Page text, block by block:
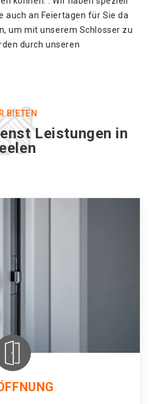
auch an Feiertagen für Sie da
um mit unserem Schlosser zu
durch unseren
BIETEN
Leistungen in